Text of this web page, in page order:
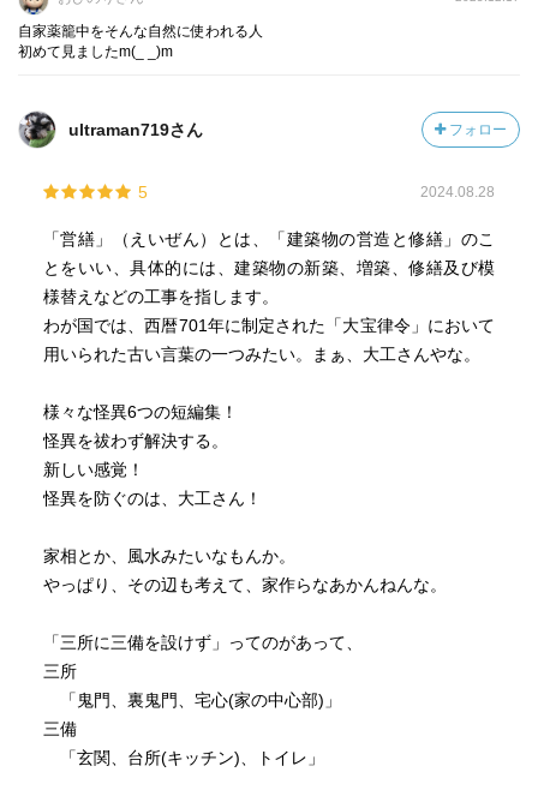
自家薬籠中をそんな自然に使われる人
初めて見ましたm(_ _)m
ultraman719さん フォロー
5 2024.08.28
「営繕」（えいぜん）とは、「建築物の営造と修繕」のこ
とをいい、具体的には、建築物の新築、増築、修繕及び模
様替えなどの工事を指します。
わが国では、西暦701年に制定された「大宝律令」において
用いられた古い言葉の一つみたい。まぁ、大工さんやな。
様々な怪異6つの短編集！
怪異を祓わず解決する。
新しい感覚！
怪異を防ぐのは、大工さん！
家相とか、風水みたいなもんか。
やっぱり、その辺も考えて、家作らなあかんねんな。
「三所に三備を設けず」ってのがあって、
三所
「鬼門、裏鬼門、宅心(家の中心部)」
三備
「玄関、台所(キッチン)、トイレ」